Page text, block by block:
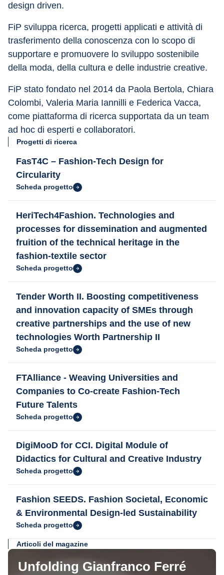
design driven.
FiP sviluppa ricerca, progetti applicati e attività di
trasferimento della conoscenza con lo scopo di
supportare e promuovere lo sviluppo sostenibile
della moda, della cultura e delle industrie creative.
FiP stato fondato nel 2014 da Paola Bertola, Chiara
Colombi, Valeria Maria Iannilli e Federica Vacca,
come piattaforma di ricerca supportata da un team
ad hoc di esperti e collaboratori.
Progetti di ricerca
FasT4C – Fashion-Tech Design for
Circularity
Scheda progetto
HeriTech4Fashion. Technologies and
processes for dissemination and augmented
fruition of the technical heritage in the
fashion-textile sector
Scheda progetto
Tender Worth II. Boosting competitiveness
and innovation capacity of SMEs through
creative partnerships and the use of new
technologies Worth Partnership II
Scheda progetto
FTAlliance - Weaving Universities and
Companies to Co-create Fashion-Tech
Future Talents
Scheda progetto
DigiMooD for CCI. Digital Module of
Didactics for Cultural and Creative Industry
Scheda progetto
Fashion SEEDS. Fashion Societal, Economic
& Environmental Design-led Sustainability
Scheda progetto
Articoli del magazine
Unfolding Gianfranco Ferré